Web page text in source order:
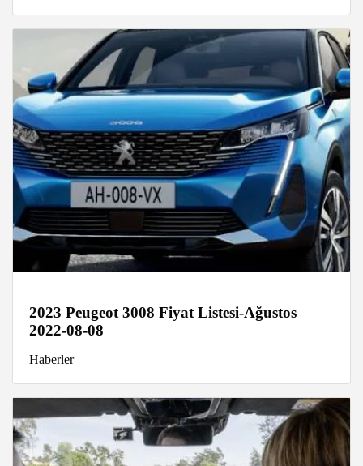
2023 Peugeot 3008 Fiyat Listesi-Ağustos
2022-08-08
Haberler